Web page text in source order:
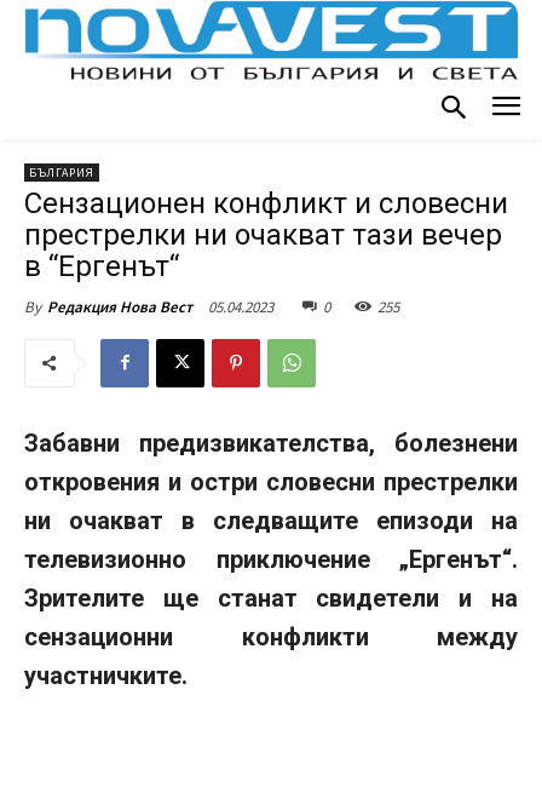
БЪЛГАРИЯ
Сензационен конфликт и словесни
престрелки ни очакват тази вечер
в “Ергенът“
By Редакция Нова Вест 05.04.2023 0 255
Забавни предизвикателства, болезнени
откровения и остри словесни престрелки
ни очакват в следващите епизоди на
телевизионно приключение „Ергенът“.
Зрителите ще станат свидетели и на
сензационни конфликти между
участничките.